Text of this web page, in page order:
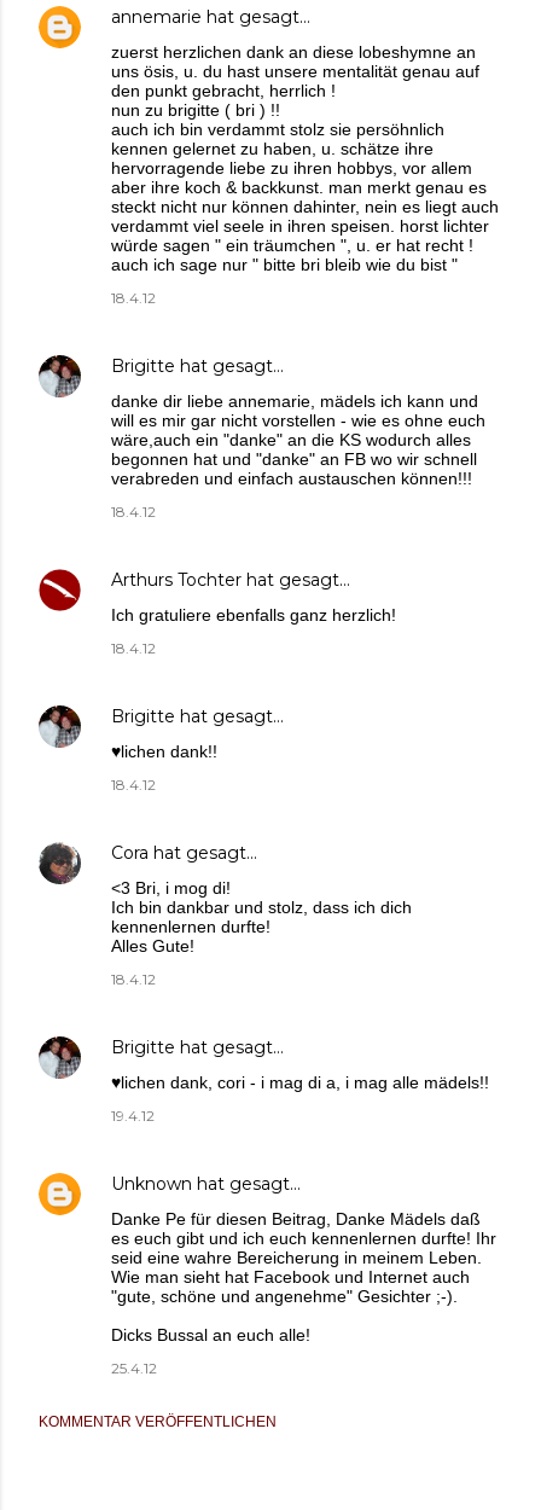
annemarie hat gesagt…
zuerst herzlichen dank an diese lobeshymne an
uns ösis, u. du hast unsere mentalität genau auf
den punkt gebracht, herrlich !
nun zu brigitte ( bri ) !!
auch ich bin verdammt stolz sie persöhnlich
kennen gelernet zu haben, u. schätze ihre
hervorragende liebe zu ihren hobbys, vor allem
aber ihre koch & backkunst. man merkt genau es
steckt nicht nur können dahinter, nein es liegt auch
verdammt viel seele in ihren speisen. horst lichter
würde sagen " ein träumchen ", u. er hat recht !
auch ich sage nur " bitte bri bleib wie du bist "
18.4.12
Brigitte hat gesagt…
danke dir liebe annemarie, mädels ich kann und
will es mir gar nicht vorstellen - wie es ohne euch
wäre,auch ein "danke" an die KS wodurch alles
begonnen hat und "danke" an FB wo wir schnell
verabreden und einfach austauschen können!!!
18.4.12
Arthurs Tochter hat gesagt…
Ich gratuliere ebenfalls ganz herzlich!
18.4.12
Brigitte hat gesagt…
♥lichen dank!!
18.4.12
Cora hat gesagt…
<3 Bri, i mog di!
Ich bin dankbar und stolz, dass ich dich
kennenlernen durfte!
Alles Gute!
18.4.12
Brigitte hat gesagt…
♥lichen dank, cori - i mag di a, i mag alle mädels!!
19.4.12
Unknown hat gesagt…
Danke Pe für diesen Beitrag, Danke Mädels daß
es euch gibt und ich euch kennenlernen durfte! Ihr
seid eine wahre Bereicherung in meinem Leben.
Wie man sieht hat Facebook und Internet auch
"gute, schöne und angenehme" Gesichter ;-).
Dicks Bussal an euch alle!
25.4.12
KOMMENTAR VERÖFFENTLICHEN